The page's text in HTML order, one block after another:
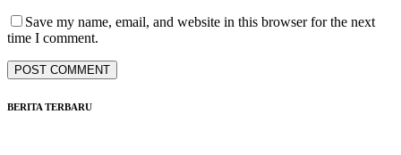
Save my name, email, and website in this browser for the next
time I comment.
BERITA TERBARU